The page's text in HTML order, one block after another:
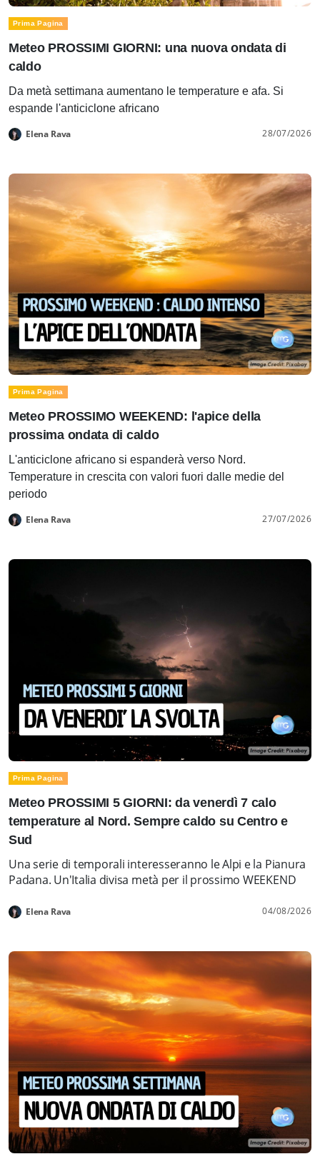
Prima Pagina
Meteo PROSSIMI GIORNI: una nuova ondata di
caldo
Da metà settimana aumentano le temperature e afa. Si
espande l'anticiclone africano
Elena Rava 28/07/2026
Prima Pagina
Meteo PROSSIMO WEEKEND: l'apice della
prossima ondata di caldo
L'anticiclone africano si espanderà verso Nord.
Temperature in crescita con valori fuori dalle medie del
periodo
Elena Rava 27/07/2026
Prima Pagina
Meteo PROSSIMI 5 GIORNI: da venerdì 7 calo
temperature al Nord. Sempre caldo su Centro e
Sud
Una serie di temporali interesseranno le Alpi e la Pianura
Padana. Un'Italia divisa metà per il prossimo WEEKEND
Elena Rava 04/08/2026